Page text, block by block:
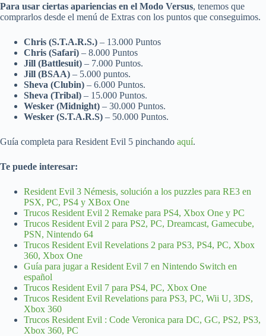
Para usar ciertas apariencias en el Modo Versus, tenemos que
comprarlos desde el menú de Extras con los puntos que conseguimos.
Chris (S.T.A.R.S.) – 13.000 Puntos
Chris (Safari) – 8.000 Puntos
Jill (Battlesuit) – 7.000 Puntos.
Jill (BSAA) – 5.000 puntos.
Sheva (Clubin) – 6.000 Puntos.
Sheva (Tribal) – 15.000 Puntos.
Wesker (Midnight) – 30.000 Puntos.
Wesker (S.T.A.R.S) – 50.000 Puntos.
Guía completa para Resident Evil 5 pinchando aquí.
Te puede interesar:
Resident Evil 3 Némesis, solución a los puzzles para RE3 en
PSX, PC, PS4 y XBox One
Trucos Resident Evil 2 Remake para PS4, Xbox One y PC
Trucos Resident Evil 2 para PS2, PC, Dreamcast, Gamecube,
PSN, Nintendo 64
Trucos Resident Evil Revelations 2 para PS3, PS4, PC, Xbox
360, Xbox One
Guía para jugar a Resident Evil 7 en Nintendo Switch en
español
Trucos Resident Evil 7 para PS4, PC, Xbox One
Trucos Resident Evil Revelations para PS3, PC, Wii U, 3DS,
Xbox 360
Trucos Resident Evil : Code Veronica para DC, GC, PS2, PS3,
Xbox 360, PC